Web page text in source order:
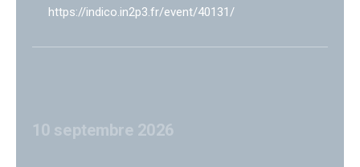
https://indico.in2p3.fr/event/40131/
10 septembre 2026